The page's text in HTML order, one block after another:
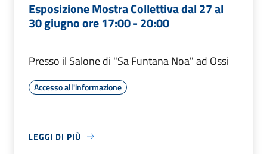
Esposizione Mostra Collettiva dal 27 al
30 giugno ore 17:00 - 20:00
Presso il Salone di "Sa Funtana Noa" ad Ossi
Accesso all'informazione
LEGGI DI PIÙ